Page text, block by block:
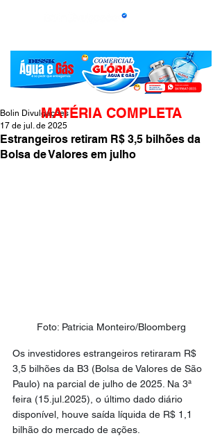
Estrangeiros retiram R$ 3,5 bilhões da
Bolsa de Valores em julho
Bolin Divulgações
17 de jul. de 2025
Foto: Patricia Monteiro/Bloomberg
Os investidores estrangeiros retiraram R$
3,5 bilhões da B3 (Bolsa de Valores de São
Paulo) na parcial de julho de 2025. Na 3ª
feira (15.jul.2025), o último dado diário
disponível, houve saída líquida de R$ 1,1
bilhão do mercado de ações.
MATÉRIA COMPLETA